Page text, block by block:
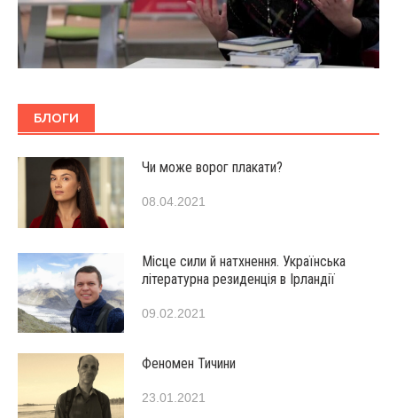
БЛОГИ
Чи може ворог плакати?
08.04.2021
Місце сили й натхнення. Українська
літературна резиденція в Ірландії
09.02.2021
Феномен Тичини
23.01.2021